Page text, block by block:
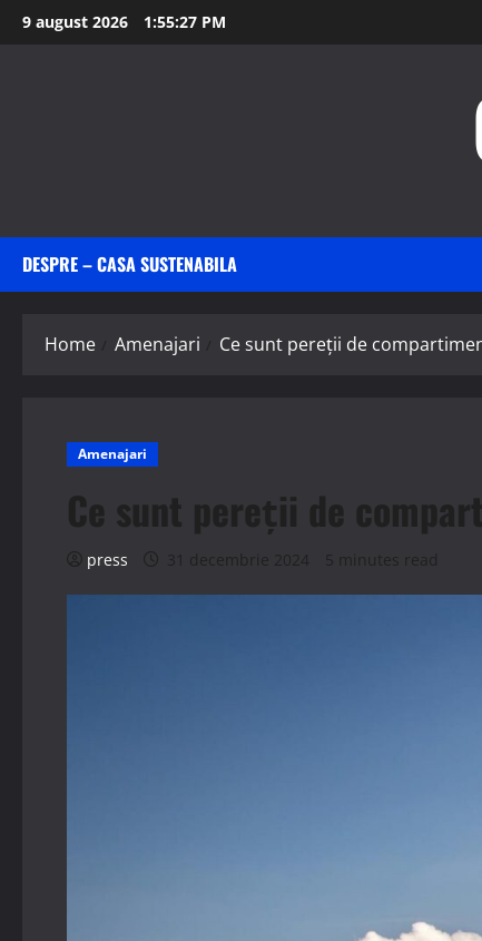
Skip
to
9 august 2026 1:55:29 PM
DESPRE – CASA SUSTENABILA
Home Amenajari Ce sunt pereții de
Amenajari
Ce sunt pereții de
press 31 decembrie 2024 5 minutes read